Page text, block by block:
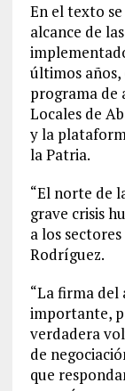
En el texto
alcance de
últimos años,
programa de
Locales de
y la
la Patria.
“El norte de
grave crisis
a los
Rodríguez.
“La firma del
importante,
verdadera
de
que